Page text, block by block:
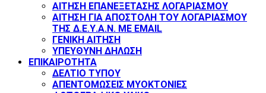
ΑΙΤΗΣΗ ΕΠΑΝΕΞΕΤΑΣΗΣ ΛΟΓΑΡΙΑΣΜΟΥ
ΑΙΤΗΣΗ ΓΙΑ ΑΠΟΣΤΟΛΗ ΤΟΥ ΛΟΓΑΡΙΑΣΜΟΥ
ΤΗΣ Δ.Ε.Υ.Α.Ν. ΜΕ EMAIL
ΓΕΝΙΚΗ ΑΙΤΗΣΗ
ΥΠΕΥΘΥΝΗ ΔΗΛΩΣΗ
ΕΠΙΚΑΙΡΟΤΗΤΑ
ΔΕΛΤΙΟ ΤΥΠΟΥ
ΑΠΕΝΤΟΜΩΣΕΙΣ ΜΥΟΚΤΟΝΙΕΣ